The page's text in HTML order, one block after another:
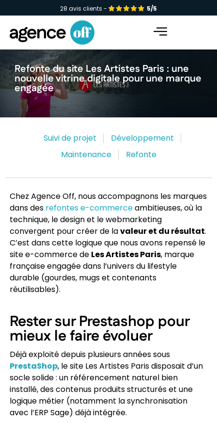
28 avis clients - 5/5
Refonte du site Les Artistes Paris : une
nouvelle vitrine digitale pour une marque
engagée
Suivi de projet
Développement
Maintenance
Refonte
Chez Agence Off, nous accompagnons les marques
dans des refontes e-commerceambitieuses, où la
technique, le design et le webmarketing
convergent pour créer de lavaleur et du résultat.
C’est dans cette logique que nous avons repensé le
site e-commerce de Les Artistes Paris, marque
française engagée dans l’univers du lifestyle
durable (gourdes, mugs et contenants
réutilisables).
Rester sur Prestashop pour
mieux le faire évoluer
Déjà exploité depuis plusieurs années sous
PrestaShop, le site Les Artistes Paris disposait d’un
socle solide : un référencement naturel bien
installé, des contenus produits structurés et une
logique métier (notamment la synchronisation
avec l’ERP Sage) déjà intégrée.